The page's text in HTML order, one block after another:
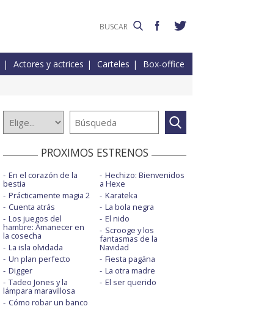
Actores y actrices Carteles Box-office
PROXIMOS ESTRENOS
En el corazón de la
bestia
Prácticamente magia 2
Cuenta atrás
Los juegos del
hambre: Amanecer en
la cosecha
La isla olvidada
Un plan perfecto
Digger
Tadeo Jones y la
lámpara maravillosa
Cómo robar un banco
Hechizo: Bienvenidos
a Hexe
Karateka
La bola negra
El nido
Scrooge y los
fantasmas de la
Navidad
Fiesta pagäna
La otra madre
El ser querido